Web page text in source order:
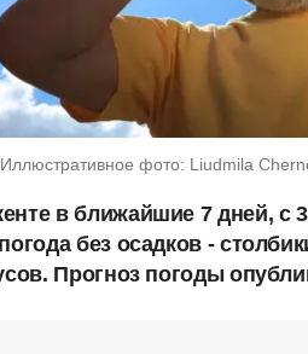
фото: Liudmila
в ближайшие 7 дней, с
без осадков -
Прогноз погоды